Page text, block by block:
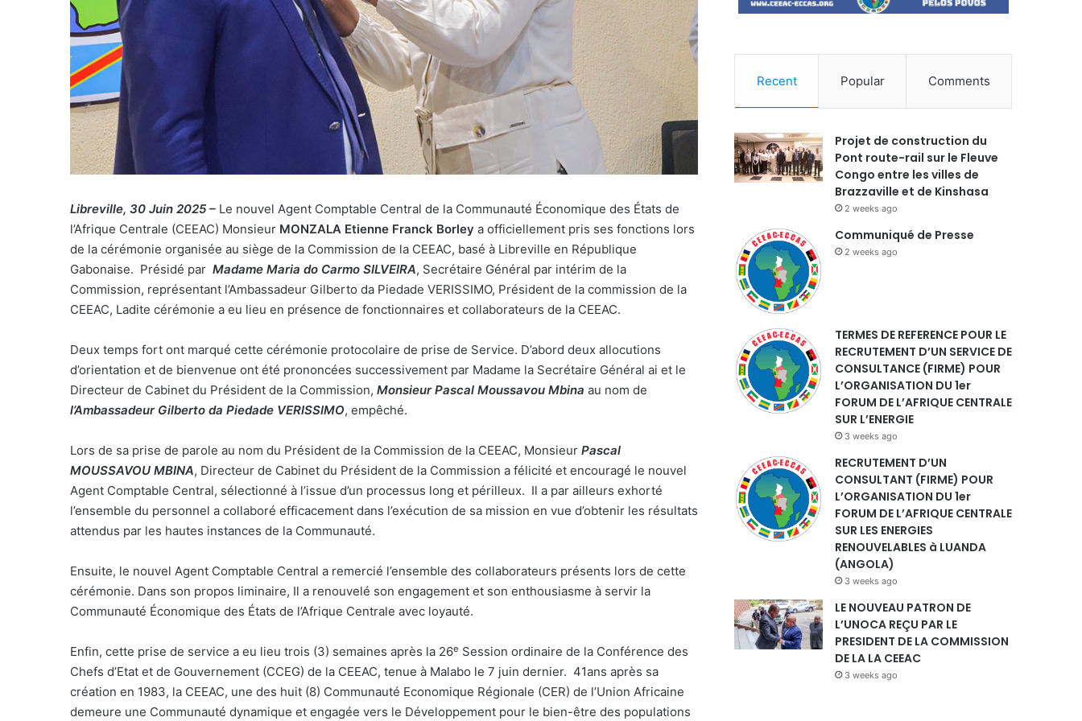
Libreville, 30 Juin 2025 – Le nouvel Agent Comptable Central de la Communauté Économique des États de
l’Afrique Centrale (CEEAC) Monsieur MONZALA Etienne Franck Borley a officiellement pris ses fonctions lors
de la cérémonie organisée au siège de la Commission de la CEEAC, basé à Libreville en République
Gabonaise. Présidé par Madame Maria do Carmo SILVEIRA, Secrétaire Général par intérim de la
Commission, représentant l’Ambassadeur Gilberto da Piedade VERISSIMO, Président de la commission de la
CEEAC, Ladite cérémonie a eu lieu en présence de fonctionnaires et collaborateurs de la CEEAC.
Deux temps fort ont marqué cette cérémonie protocolaire de prise de Service. D’abord deux allocutions
d’orientation et de bienvenue ont été prononcées successivement par Madame la Secrétaire Général ai et le
Directeur de Cabinet du Président de la Commission, Monsieur Pascal Moussavou Mbina au nom de
l’Ambassadeur Gilberto da Piedade VERISSIMO, empêché.
Lors de sa prise de parole au nom du Président de la Commission de la CEEAC, Monsieur Pascal
MOUSSAVOU MBINA, Directeur de Cabinet du Président de la Commission a félicité et encouragé le nouvel
Agent Comptable Central, sélectionné à l’issue d’un processus long et périlleux. Il a par ailleurs exhorté
l’ensemble du personnel a collaboré efficacement dans l’exécution de sa mission en vue d’obtenir les résultats
attendus par les hautes instances de la Communauté.
Ensuite, le nouvel Agent Comptable Central a remercié l’ensemble des collaborateurs présents lors de cette
cérémonie. Dans son propos liminaire, Il a renouvelé son engagement et son enthousiasme à servir la
Communauté Économique des États de l’Afrique Centrale avec loyauté.
Enfin, cette prise de service a eu lieu trois (3) semaines après la 26e Session ordinaire de la Conférence des
Chefs d’Etat et de Gouvernement (CCEG) de la CEEAC, tenue à Malabo le 7 juin dernier. 41ans après sa
création en 1983, la CEEAC, une des huit (8) Communauté Economique Régionale (CER) de l’Union Africaine
demeure une Communauté dynamique et engagée vers le Développement pour le bien-être des populations
Recent Popular Comments
Projet de construction du
Pont route-rail sur le Fleuve
Congo entre les villes de
Brazzaville et de Kinshasa
2 weeks ago
Communiqué de Presse
2 weeks ago
TERMES DE REFERENCE POUR LE
RECRUTEMENT D’UN SERVICE DE
CONSULTANCE (FIRME) POUR
L’ORGANISATION DU 1er
FORUM DE L’AFRIQUE CENTRALE
SUR L’ENERGIE
3 weeks ago
RECRUTEMENT D’UN
CONSULTANT (FIRME) POUR
L’ORGANISATION DU 1er
FORUM DE L’AFRIQUE CENTRALE
SUR LES ENERGIES
RENOUVELABLES à LUANDA
(ANGOLA)
3 weeks ago
LE NOUVEAU PATRON DE
L’UNOCA REÇU PAR LE
PRESIDENT DE LA COMMISSION
DE LA LA CEEAC
3 weeks ago